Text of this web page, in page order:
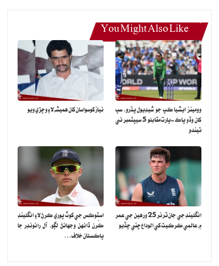
You Might Also Like
وومينز ايشيا ڪپ جو شيڊيول پڌرو، سڀ
کان وڏو پاڪ-ڀارت مقابلو 5 سيپٽمبر تي
ٿيندو
نياز کوسواسان کان هميشه لاءِ وڇڙي ويو
انگلينڊ جي جان ٽرنر 25 ورهين جي عمر
۾ عالمي ڪرڪيٽ کي الوداع چئي ڇڏيو
اسٽوڪس جي کوٽ پوري ڪرڻ لاءِ انگلينڊ
ڪُرن ڏانهن وجهائڻ لڳو، آل رائونڊر جا
پاڪستان خلاف…